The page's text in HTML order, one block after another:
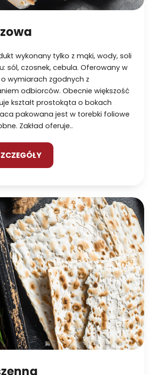
wykonany tylko z mąki, wody, soli
sól, czosnek, cebula. Oferowany w
wymiarach zgodnych z
odbiorców. Obecnie większość
kształt prostokąta o bokach
pakowana jest w torebki foliowe
Zakład oferuje..